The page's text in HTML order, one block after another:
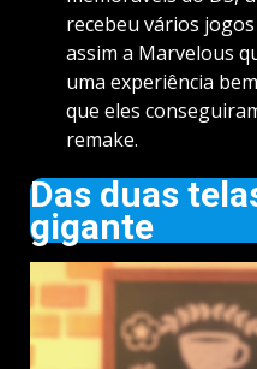
recebeu vários
assim a Marvelous
uma experiência
que eles
remake.
Das duas
gigante